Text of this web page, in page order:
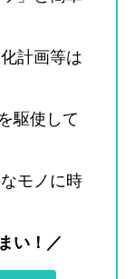
計画等は
駆使して
モノに時
い！／